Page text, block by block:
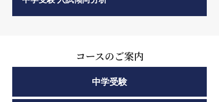
コースのご案内
中学受験